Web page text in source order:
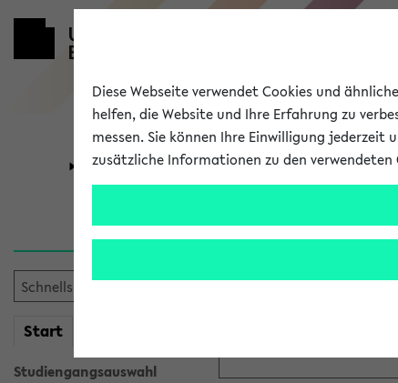
Universität Forschung
Start
Studiengangsauswahl
Anmeldung
Bitte melden Sie sich am
Diese Webseite verwendet Cookies und
helfen, die Website und Ihre Erfahrung zu
messen. Sie können Ihre Einwilligung jederzeit
zusätzliche Informationen zu den verwendeten